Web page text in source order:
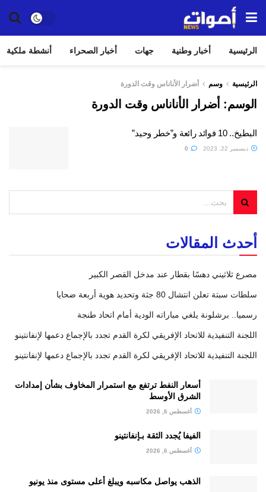
الرئيسية أخبار وطنية جهات أخبار الصحراء أنشطة ملكية
الرئيسية وسم أضرار الأناناس وقت الدورة
الوسم: أضرار الأناناس وقت الدورة
البطيخ.. 10 فوائد رائعة و”خطر وحيد”
ديسمبر 22, 2023
أحدث المقالات
مصرع ثلاثيني دهسًا بقطار عند مدخل القصر الكبير
سلطات سبتة تعلن انتشال 80 جثة وتحديد هوية أربعة ضحايا
رسميا.. برشلونة يلغي مباراته الودية أمام اتحاد طنجة
اللجنة التنفيذية للاتحاد الإفريقي لكرة القدم تجدد بالإجماع دعمها لإنفانتينو
اللجنة التنفيذية للاتحاد الإفريقي لكرة القدم تجدد بالإجماع دعمها لإنفانتينو
أسعار النفط ترتفع مع استمرار المخاوف بشأن إمدادات
الشرق الأوسط
أغسطس 6, 2026
الفيفا يُجدد الثقة بـإنفانتينو
أغسطس 6, 2026
الذهب يواصل مكاسبه ويبلغ أعلى مستوى منذ يونيو